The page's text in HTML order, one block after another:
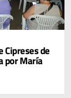
Cipreses de
por María